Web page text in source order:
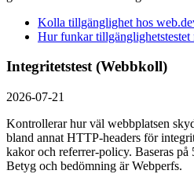
Kolla tillgänglighet hos
Hur funkar tillgänglighetstestet
Integritetstest (Webbkoll)
2026-07-21
Kontrollerar hur väl webbplatsen
bland annat HTTP-headers för
kakor och referrer-policy. Baseras
Betyg och bedömning är Webperfs.